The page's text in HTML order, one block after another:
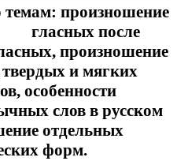
произношение
после
произношение
и мягких
особенности
слов в русском
отдельных
форм.